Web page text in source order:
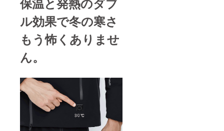
ル効果で冬の寒さ
もう怖くありませ
ん。